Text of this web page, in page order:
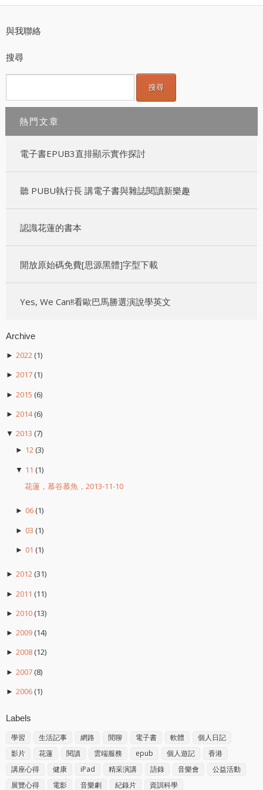
與我聯絡
搜尋
熱門文章
電子書EPUB3直排顯示實作探討
聽 PUBU執行長 講電子書與雜誌閱讀新樂趣
認識花蓮的書本
開放原始碼免費[思源黑體]字型下載
Yes, We Can!!看歐巴馬勝選演說學英文
Archive
► 2022(1)
► 2017(1)
► 2015 (6)
► 2014(6)
▼ 2013 (7)
► 12(3)
▼ 11 (1)
花蓮，慕谷慕魚，2013-11-10
► 06(1)
► 03 (1)
► 01 (1)
► 2012(31)
► 2011 (11)
► 2010(13)
► 2009(14)
► 2008(12)
► 2007(8)
► 2006(1)
Labels
學習
生活記事 網路 閒聊 電子書 軟體
個人日記
影片
花蓮 閱讀 雲端服務 epub 個人遊記
香港
講座心得
健康 iPad 精采演講 語錄 音樂會
公益活動
展覽心得
電影 音樂劇 紀錄片 資訓科學